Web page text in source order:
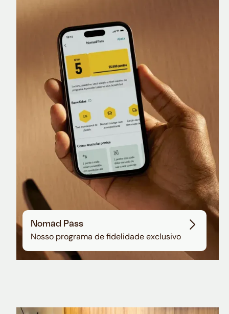
Nomad Lounge
Sala VIP no Aeroporto de Guarulhos
Nomad Pass
Nosso programa de fidelidade exclusivo